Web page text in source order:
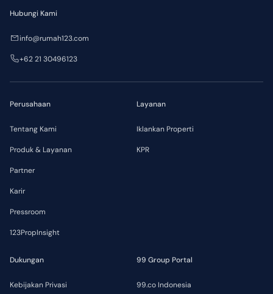
Perusahaan
Tentang Kami
Produk & Layanan
Partner
Karir
Pressroom
123PropInsight
Layanan
Iklankan Properti
KPR
Dukungan
Kebijakan Privasi
99 Group Portal
99.co Indonesia
Hubungi Kami
info@rumah123.com
+62 21 30496123